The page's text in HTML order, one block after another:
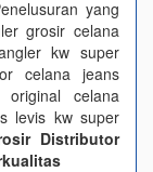
yang
grosir celana
kw super
celana jeans
celana
levis kw super
Distributor